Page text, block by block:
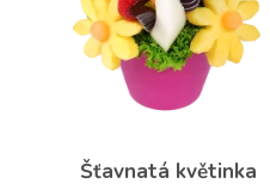
Šťavnatá květinka